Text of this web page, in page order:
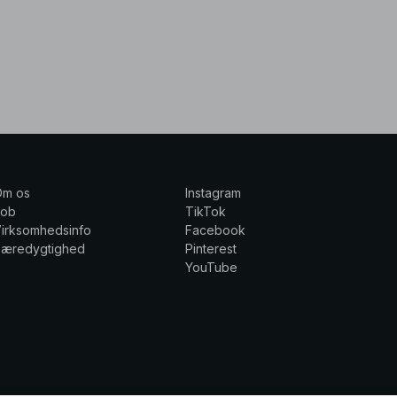
os
Instagram
TikTok
Facebook
Pinterest
YouTube